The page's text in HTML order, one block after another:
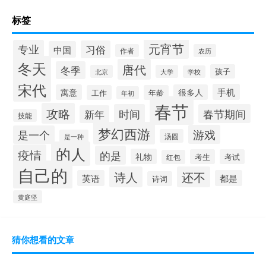
标签
专业 中国 习俗 作者 元宵节 农历
冬天 冬季 北京 唐代 大学 学校 孩子
宋代 寓意 工作 年初 年龄 很多人 手机
技能 攻略 新年 时间 春节 春节期间
是一个 是一种 梦幻西游 汤圆 游戏
疫情 的人 的是 礼物 红包 考生 考试
自己的 英语 诗人 诗词 还不 都是
黄庭坚
猜你想看的文章